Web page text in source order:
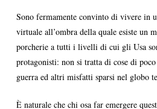
Sono fermamente convinto di vivere in
virtuale all’ombra della quale esiste un
porcherie a tutti i livelli di cui gli Usa
protagonisti: non si tratta di cose di
guerra ed altri misfatti sparsi nel globo
È naturale che chi osa far emergere